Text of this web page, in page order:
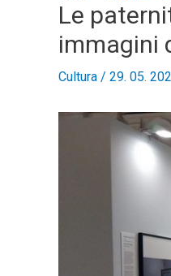
Le
immagini
Cultura / 29. 05.
articoli